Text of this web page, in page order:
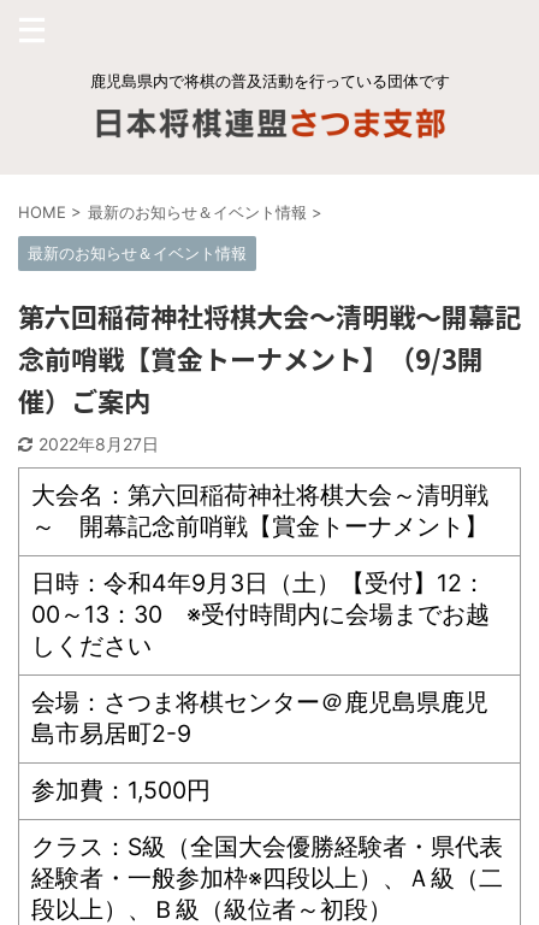
鹿児島県内で将棋の普及活動を行っている団体です
HOME > 最新のお知らせ＆イベント情報 >
最新のお知らせ＆イベント情報
第六回稲荷神社将棋大会～清明戦～開幕記
念前哨戦【賞金トーナメント】（9/3開
催）ご案内
2022年8月27日
大会名：第六回稲荷神社将棋大会～清明戦
～ 開幕記念前哨戦【賞金トーナメント】
日時：令和4年9月3日（土）【受付】12：
00～13：30 ※受付時間内に会場までお越
しください
会場：さつま将棋センター＠鹿児島県鹿児
島市易居町2-9
参加費：1,500円
クラス：S級（全国大会優勝経験者・県代表
経験者・一般参加枠※四段以上）、Ａ級（二
段以上）、Ｂ級（級位者～初段）